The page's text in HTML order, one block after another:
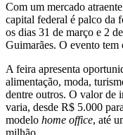
Com um mercado
capital federal é palco da
os dias 31 de março e 2
Guimarães. O evento tem
A feira apresenta
alimentação, moda,
dentre outros. O valor de
varia, desde R$ 5.000
modelo home office, até